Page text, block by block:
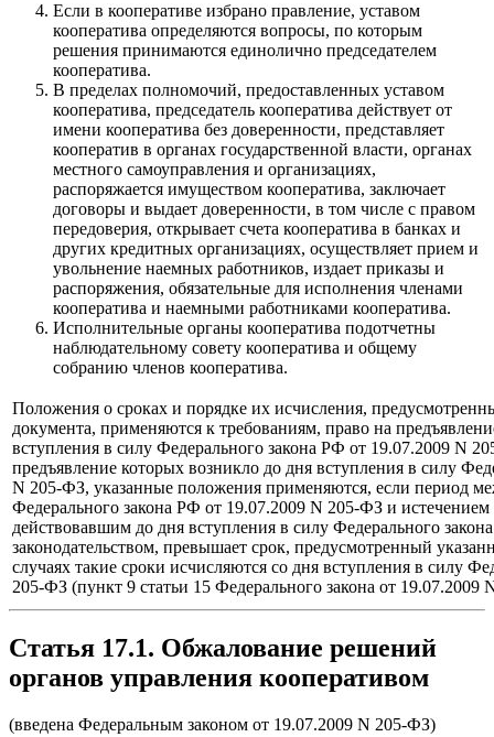
Если в кооперативе избрано правление, уставом
кооператива определяются вопросы, по которым
решения принимаются единолично председателем
кооператива.
В пределах полномочий, предоставленных уставом
кооператива, председатель кооператива действует от
имени кооператива без доверенности, представляет
кооператив в органах государственной власти, органах
местного самоуправления и организациях,
распоряжается имуществом кооператива, заключает
договоры и выдает доверенности, в том числе с правом
передоверия, открывает счета кооператива в банках и
других кредитных организациях, осуществляет прием и
увольнение наемных работников, издает приказы и
распоряжения, обязательные для исполнения членами
кооператива и наемными работниками кооператива.
Исполнительные органы кооператива подотчетны
наблюдательному совету кооператива и общему
собранию членов кооператива.
Положения о сроках и порядке их исчисления,
документа, применяются к требованиям, право на
вступления в силу Федерального закона РФ от 19.07.2009 N
предъявление которых возникло до дня вступления в силу
N 205-ФЗ, указанные положения применяются, если период
Федерального закона РФ от 19.07.2009 N 205-ФЗ и истечением
действовавшим до дня вступления в силу Федерального
законодательством, превышает срок, предусмотренный
случаях такие сроки исчисляются со дня вступления в силу
205-ФЗ (пункт 9 статьи 15 Федерального закона от 19.07.2009
Статья 17.1. Обжалование решений
органов управления кооперативом
(введена Федеральным законом от 19.07.2009 N 205-ФЗ)